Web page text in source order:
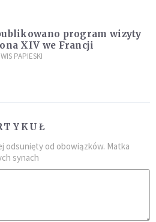
program wizyty
XIV we Francji
PAPIESKI
odsunięty od obowiązków. Matka
synach